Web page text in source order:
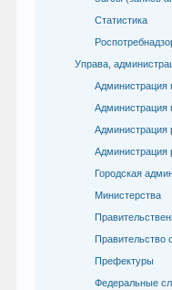
Статистика
Управа,
Администрация
Администрация
Администрация
Администрация
Городская
Министерства
Правительство
Префектуры
Федеральные